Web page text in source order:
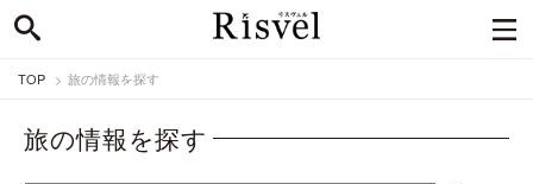
TOP 旅の情報を探す
旅の情報を探す